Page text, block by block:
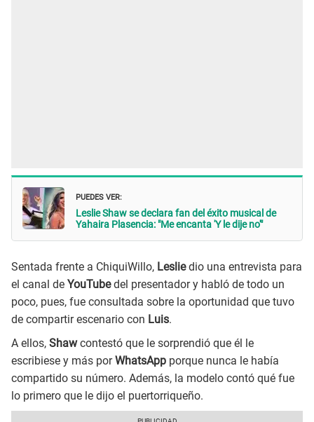
PUEDES VER:
Leslie Shaw se declara fan del éxito musical de
Yahaira Plasencia: "Me encanta 'Y le dije no'"
Sentada frente a ChiquiWillo, Lesliedio una entrevista para
el canal de YouTubedel presentador y habló de todo un
poco, pues, fue consultada sobre la oportunidad que tuvo
de compartir escenario con Luis.
A ellos, Shawcontestó que le sorprendió que él le
escribiese y más porWhatsApp porque nunca le había
compartido su número. Además, la modelo contó qué fue
lo primero que le dijo el puertorriqueño.